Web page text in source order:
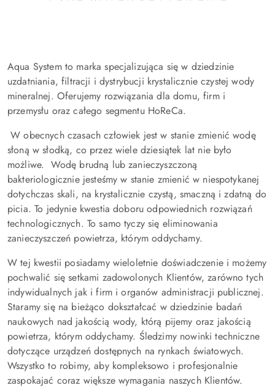
Aqua System to marka specjalizująca się w dziedzinie
uzdatniania, filtracji i dystrybucji krystalicznie czystej wody
mineralnej. Oferujemy rozwiązania dla domu, firm i
przemysłu oraz całego segmentu HoReCa.
W obecnych czasach człowiek jest w stanie zmienić wodę
słoną w słodką, co przez wiele dziesiątek lat nie było
możliwe. Wodę brudną lub zanieczyszczoną
bakteriologicznie jesteśmy w stanie zmienić w niespotykanej
dotychczas skali, na krystalicznie czystą, smaczną i zdatną do
picia. To jedynie kwestia doboru odpowiednich rozwiązań
technologicznych. To samo tyczy się eliminowania
zanieczyszczeń powietrza, którym oddychamy.
W tej kwestii posiadamy wieloletnie doświadczenie i możemy
pochwalić się setkami zadowolonych Klientów, zarówno tych
indywidualnych jak i firm i organów administracji publicznej.
Staramy się na bieżąco dokształcać w dziedzinie badań
naukowych nad jakością wody, którą pijemy oraz jakością
powietrza, którym oddychamy. Śledzimy nowinki techniczne
dotyczące urządzeń dostępnych na rynkach światowych.
Wszystko to robimy, aby kompleksowo i profesjonalnie
zaspokajać coraz większe wymagania naszych Klientów.